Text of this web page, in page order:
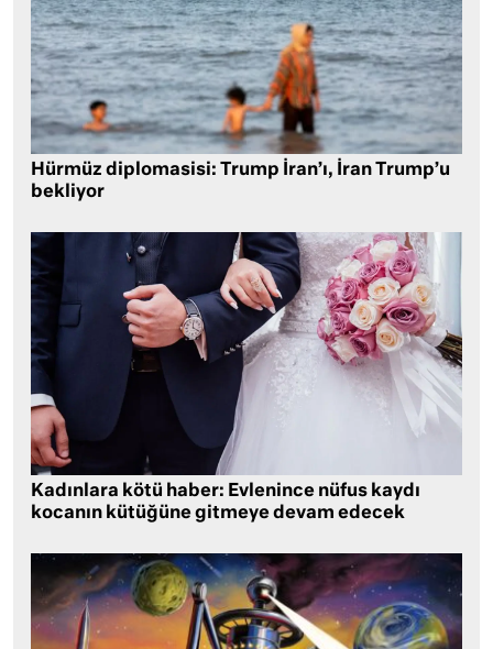
Hürmüz diplomasisi: Trump İran’ı, İran Trump’u
bekliyor
Kadınlara kötü haber: Evlenince nüfus kaydı
kocanın kütüğüne gitmeye devam edecek